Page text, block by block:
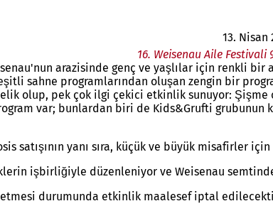
13. Nisan
16. Weisenau Aile Festivali
arazisinde genç ve yaşlılar için renkli
sahne programlarından oluşan zengin bir
olup, pek çok ilgi çekici etkinlik sunuyor: Şişme
var; bunlardan biri de Kids&Grufti grubunun
satışının yanı sıra, küçük ve büyük misafirler
işbirliğiyle düzenleniyor ve Weisenau
durumunda etkinlik maalesef iptal